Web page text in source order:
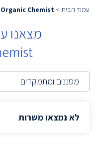
עמוד הבית >
Organic Chemist
מצאנו
מסננים ומתמקדים
לא נמצאו משרות